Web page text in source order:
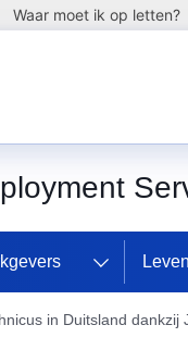
Waar moet ik op letten?
in Duitsland dankzij